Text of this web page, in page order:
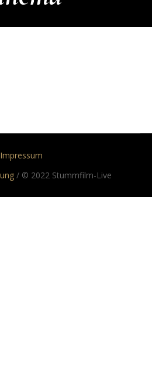
Impressum
/ © 2022 Stummfilm-Live